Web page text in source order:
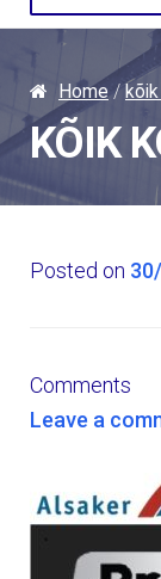
Ota yhteyttä
PVC-verhoja
Asennus
PVC-tuotteita
Home/
KÕIK
Posted on
Comments
Leave a